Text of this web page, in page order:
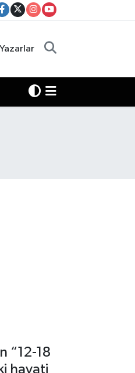
Yazarlar
“12-18
hayati